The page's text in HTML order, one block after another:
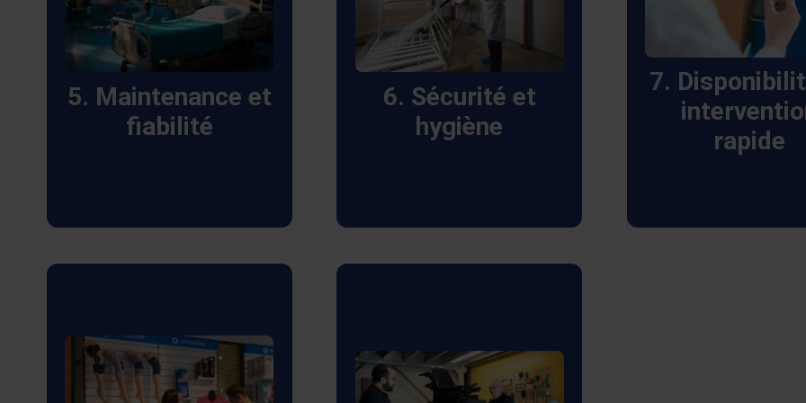
5. Maintenance et
fiabilité
proactivité permet de
minimiser les risques de
défaillance pour assurer
la sécurité et l’efficacité
des soins prodigués aux
6. Sécurité et
hygiène
protocoles stricts pour la
livraison d’équipements
médicaux certifiés
propres, offrant ainsi une
protection maximale à
7.
rapide
efficace partout
France,
délais promis
répondant aux
avec la plus
réactivité.
Chaque technicien chez
bénéficie de formations
régulières pour assurer
concernant les
interventions réalisées sur